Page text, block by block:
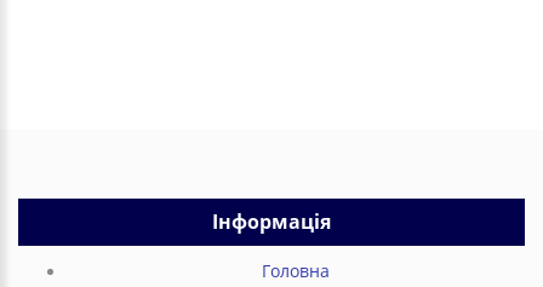
Інформація
Головна